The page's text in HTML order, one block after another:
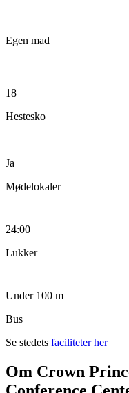
Egen mad
18
Hestesko
Ja
Mødelokaler
24:00
Lukker
Under 100 m
Bus
Se stedets faciliteter her
Om Crown